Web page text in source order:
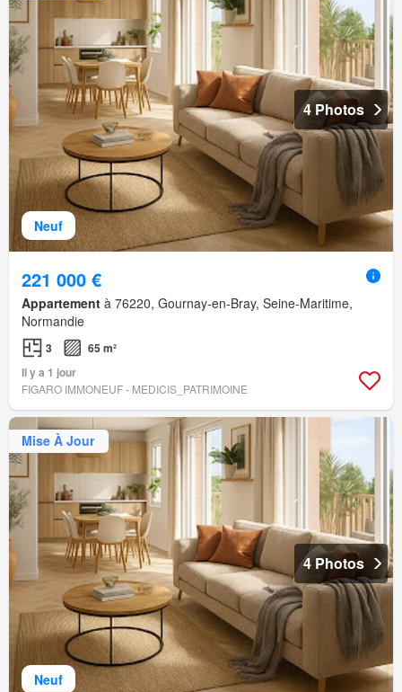
Neuf
4 Photos
221 000 €
Appartement à 76220, Gournay-en-Bray, Seine-Maritime,
Normandie
3
65 m²
Il y a 1 jour
FIGARO IMMONEUF - MEDICIS_PATRIMOINE
Neuf
Mise À Jour
4 Photos